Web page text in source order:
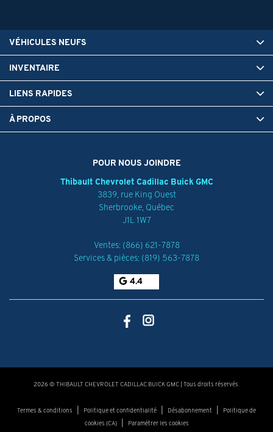
POUR NOUS JOINDRE
Thibault Chevrolet Cadillac Buick GMC
3839, rue King Ouest
Sherbrooke, Québec
J1L 1W7
Ventes: (866) 621-7878
Services & pièces: (819) 563-7878
4.4
VÉHICULES NEUFS
INVENTAIRE
LIENS RAPIDES
À PROPOS
2026 © THIBAULT CHEVROLET CADILLAC BUICK GMC | Tous droits réservés.
Termes & conditions | Politique et confidentialité | Désabonnement |
Politique de
cookies (CA)| Paramétrer les cookies